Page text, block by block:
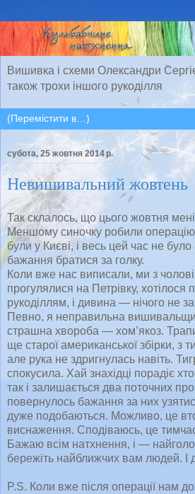
Вишивка і схеми Олександри
також трохи іншого рукоділля
субота, 25 жовтня 2014 р.
Невишивальний жовтень
Так склалось, що цього жовтня
Меншому синочку робили
були у Києві, і весь цей час не було
бажання братися за голку.
Коли вже нас виписали, ми з
прогулялися на Петрівку, хотілося
рукоділлям, і дивина — нічого не
Певно, я неправильна
страшна хвороба — хом’якоз.
ще старої американської збірки, з
але рука не здригнулась навіть.
спокусила. Хай знахідці порадіє
так і залишається два поточних
повернулось бажання за них
дуже подобаються. Можливо, це
виснаження. Сподіваюсь, це
Бажаю всім натхнення, і —
бережіть найближчих вам людей. І
P.S. Коли вже після операції нам